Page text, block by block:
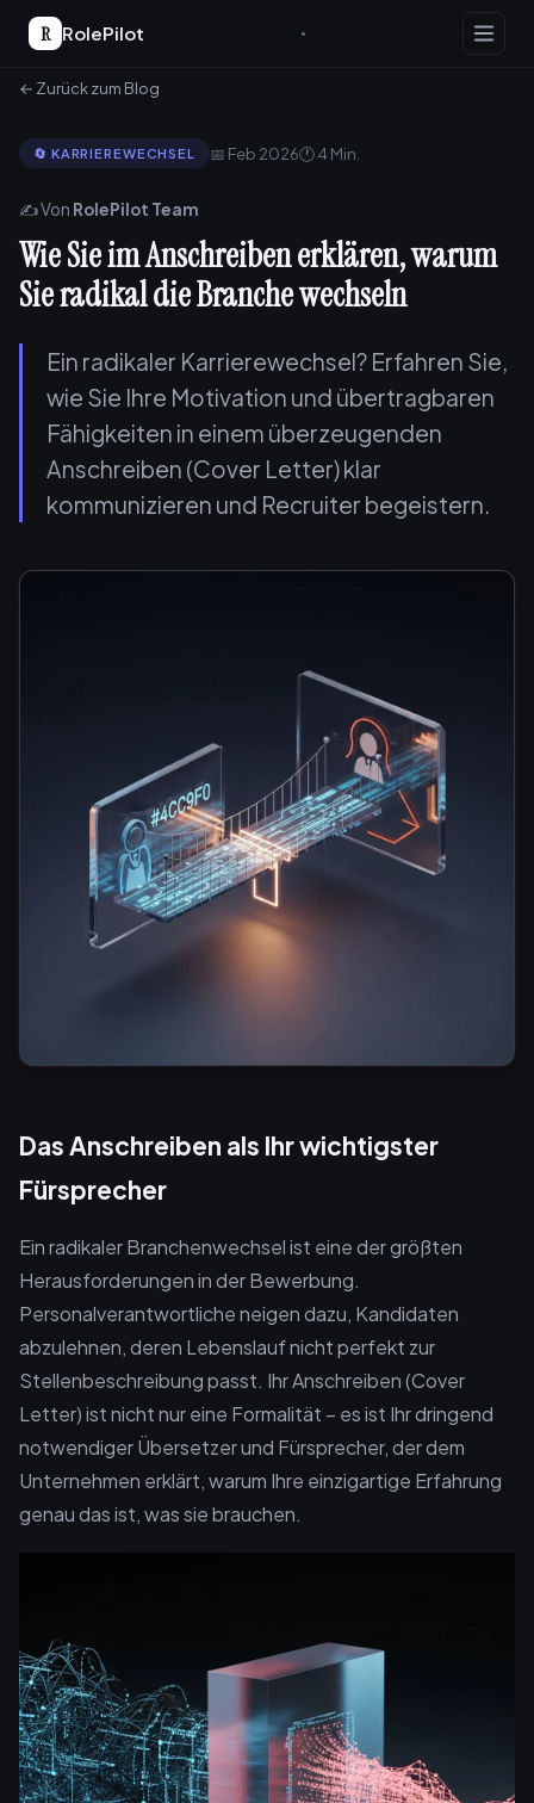
R RolePilot
← Zurück zum Blog
🔄 KARRIEREWECHSEL 📅 Feb 2026🕐 4 Min.
✍️ Von RolePilot Team
Wie Sie im Anschreiben erklären, warum
Sie radikal die Branche wechseln
Ein radikaler Karrierewechsel? Erfahren Sie,
wie Sie Ihre Motivation und übertragbaren
Fähigkeiten in einem überzeugenden
Anschreiben (Cover Letter) klar
kommunizieren und Recruiter begeistern.
Das Anschreiben als Ihr wichtigster
Fürsprecher
Ein radikaler Branchenwechsel ist eine der größten
Herausforderungen in der Bewerbung.
Personalverantwortliche neigen dazu, Kandidaten
abzulehnen, deren Lebenslauf nicht perfekt zur
Stellenbeschreibung passt. Ihr Anschreiben (Cover
Letter) ist nicht nur eine Formalität – es ist Ihr dringend
notwendiger Übersetzer und Fürsprecher, der dem
Unternehmen erklärt, warum Ihre einzigartige Erfahrung
genau das ist, was sie brauchen.